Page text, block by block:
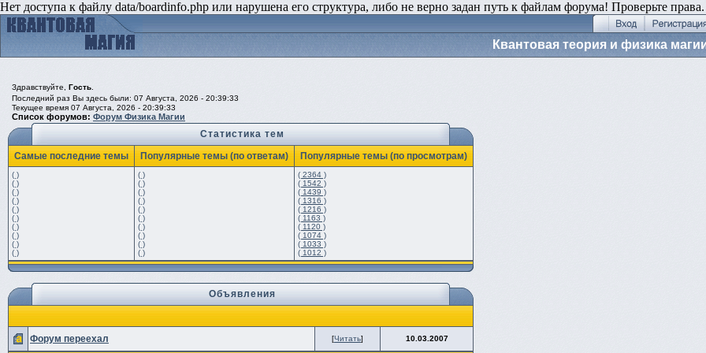
Нет доступа к файлу data/boardinfo.php или нарушена его структура, либо не верно задан путь к файлам форума! Проверьте права.
Квантовая теория и физика
Здравствуйте, Гость
Последний раз Вы здесь были: 07 Августа, 2026 - 20:39:33
Текущее время 07 Августа, 2026 - 20:39:33
Список форумов: Форум Физика Магии
Статистика тем
Самые последние темы
Популярные темы (по ответам) Популярные темы (по просмотрам)
( )
( )
( )
( )
( )
( )
( )
( )
( )
( )
( )
( )
( )
( )
( )
( )
( )
( )
( )
( )
( 2364 )
( 1542 )
( 1439 )
( 1316 )
( 1216 )
( 1163 )
( 1120 )
( 1074 )
( 1033 )
( 1012 )
Объявления
Форум переехал [Читать] 10.03.2007